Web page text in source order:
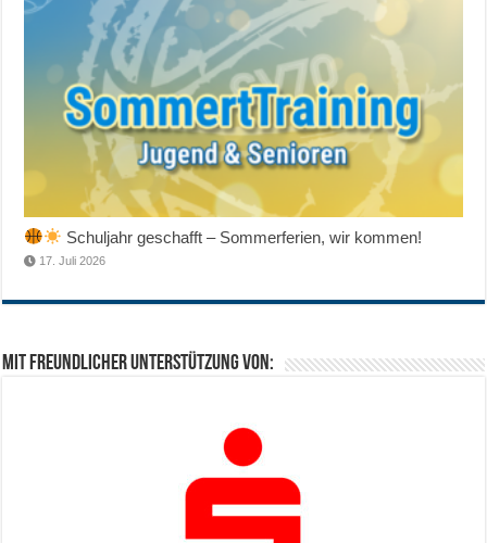
Schuljahr geschafft – Sommerferien, wir kommen!
17. Juli 2026
Mit freundlicher Unterstützung von: